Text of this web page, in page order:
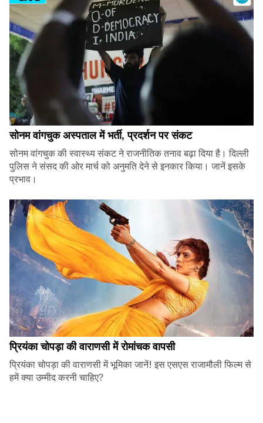
सोनम वांगचुक अस्पताल में भर्ती, प्रदर्शन पर संकट
सोनम वांगचुक की स्वास्थ्य संकट ने राजनीतिक तनाव बढ़ा दिया है। दिल्ली
पुलिस ने संसद की ओर मार्च को अनुमति देने से इनकार किया। जानें इसके
प्रभाव।
प्रियंका चोपड़ा की वाराणसी में रोमांचक वापसी
प्रियंका चोपड़ा की वाराणसी में भूमिका जानें! इस एसएस राजामौली फिल्म से
हमें क्या उम्मीद करनी चाहिए?